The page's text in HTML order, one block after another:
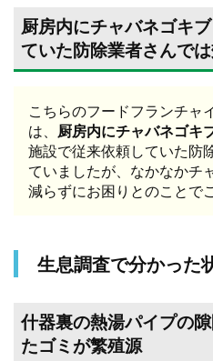
厨房内にチャバネゴキ
ていた防除業者さんで
こちらのフードフランチャ
は、 厨房内にチャバネゴキ
施設で従来依頼していた防
ていましたが、なかなかチ
減らずにお困りとのことで
生息調査で分かった
什器裏の熱湯パイプの
たゴミが繁殖源